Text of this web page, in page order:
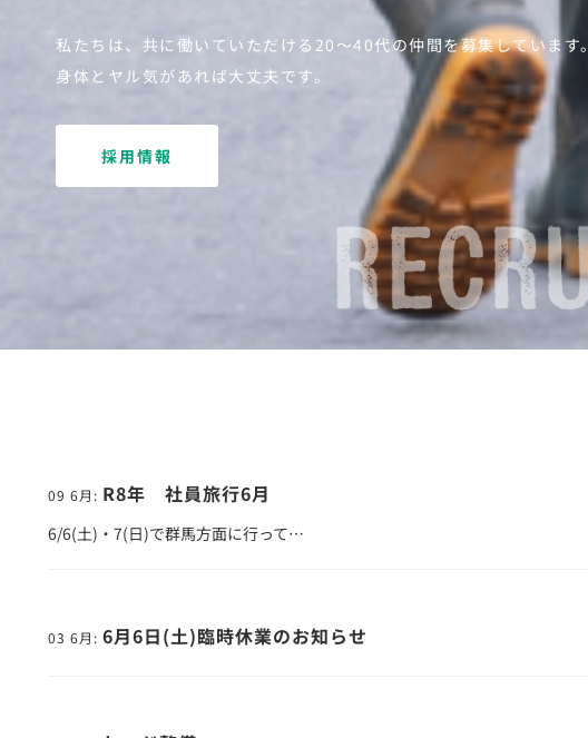
私たちは、共に働いていただける20～40代の仲間を募集しています。
身体とヤル気があれば大丈夫です。
採用情報
09 6月: R8年 社員旅行6月
6/6(土)・7(日)で群馬方面に行って…
03 6月:6月6日(土)臨時休業のお知らせ